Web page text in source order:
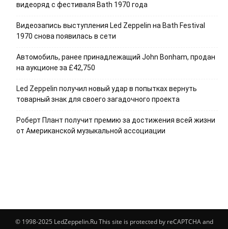
видеоряд с фестиваля Bath 1970 года
Видеозапись выступления Led Zeppelin на Bath Festival
1970 снова появилась в сети
Автомобиль, ранее принадлежащий John Bonham, продан
на аукционе за £42,750
Led Zeppelin получил новый удар в попытках вернуть
товарный знак для своего загадочного проекта
Роберт Плант получит премию за достижения всей жизни
от Американской музыкальной ассоциации
© 1998-2025 LedZeppelin.Ru This site is protected by reCAPTCHA and